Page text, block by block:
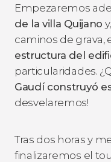
Empezaremos
de la villa Quijano
caminos de grava,
estructura del
particularidades.
Gaudí construyó
desvelaremos!
Tras dos horas y
finalizaremos el